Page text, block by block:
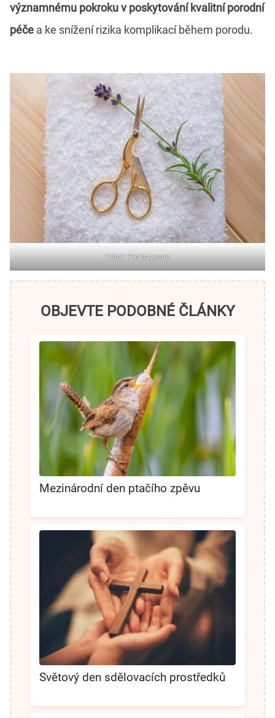
významnému pokroku v poskytování kvalitní porodní
péče a ke snížení rizika komplikací během porodu.
Zdroj: Pixabay.com
OBJEVTE PODOBNÉ ČLÁNKY
Mezinárodní den ptačího zpěvu
Světový den sdělovacích prostředků